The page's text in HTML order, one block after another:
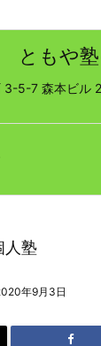
ともや塾
3-5-7 森本
人塾
年9月3日